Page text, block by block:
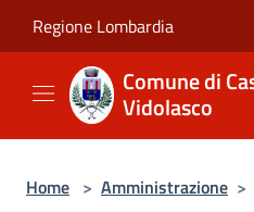
Regione Lombardia
Comune di
Vidolasco
Home > Amministrazione >